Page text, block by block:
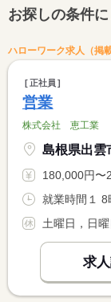
お探しの条件
ハローワーク求人（掲
正社員
営業
株式会社 恵工業
島根県出雲
180,000円〜220,000円 ※フ
就業時間１
土曜日，日
求